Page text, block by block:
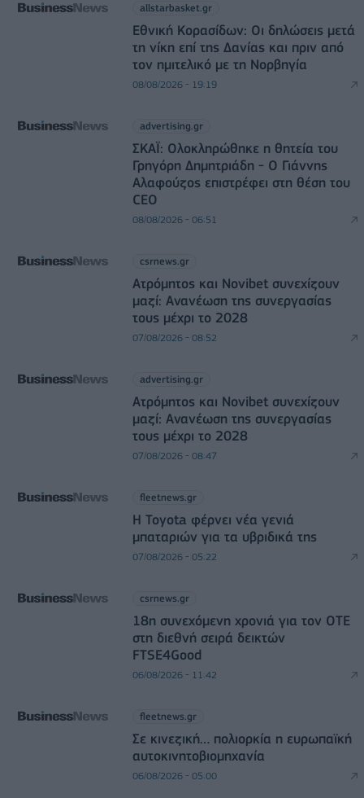
allstarbasket.gr
Εθνική Κορασίδων: Οι δηλώσεις μετά
τη νίκη επί της Δανίας και πριν από
τον ημιτελικό με τη Νορβηγία
08/08/2026 - 19:19
advertising.gr
ΣΚΑΪ: Ολοκληρώθηκε η θητεία του
Γρηγόρη Δημητριάδη - Ο Γιάννης
Αλαφούζος επιστρέφει στη θέση του
CEO
08/08/2026 - 06:51
csrnews.gr
Ατρόμητος και Novibet συνεχίζουν
μαζί: Ανανέωση της συνεργασίας
τους μέχρι το 2028
07/08/2026 - 08:52
advertising.gr
Ατρόμητος και Novibet συνεχίζουν
μαζί: Ανανέωση της συνεργασίας
τους μέχρι το 2028
07/08/2026 - 08:47
fleetnews.gr
Η Toyota φέρνει νέα γενιά
μπαταριών για τα υβριδικά της
07/08/2026 - 05:22
csrnews.gr
18η συνεχόμενη χρονιά για τον ΟΤΕ
στη διεθνή σειρά δεικτών
FTSE4Good
06/08/2026 - 11:42
fleetnews.gr
Σε κινεζική… πολιορκία η ευρωπαϊκή
αυτοκινητοβιομηχανία
06/08/2026 - 05:00